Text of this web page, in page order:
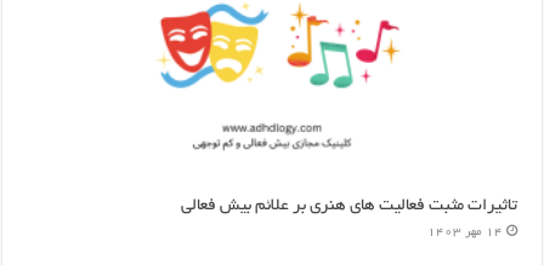
تاثیرات مثبت فعالیت های هنری بر علائم بیش فعالی
14 مهر 1403